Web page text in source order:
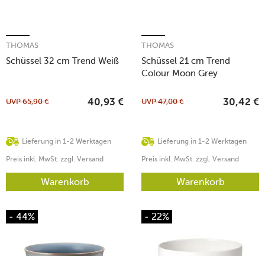
Schüssel 32 cm Trend Weiß
THOMAS
Lieferung in 1-2 Werktagen
UVP65,90 € 40,93 €
Preis inkl. MwSt. zzgl. Versand
Warenkorb
Schüssel 21 cm Trend
Colour Moon Grey
THOMAS
Lieferung in 1-2 Werktagen
UVP47,00 € 30,42 €
Preis inkl. MwSt. zzgl. Versand
Warenkorb
- 44% - 22%